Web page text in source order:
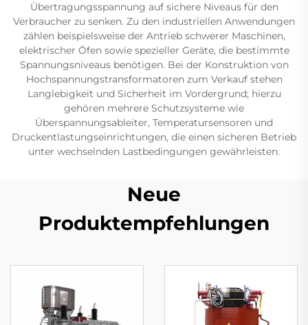
Übertragungsspannung auf sichere Niveaus für den
Verbraucher zu senken. Zu den industriellen Anwendungen
zählen beispielsweise der Antrieb schwerer Maschinen,
elektrischer Öfen sowie spezieller Geräte, die bestimmte
Spannungsniveaus benötigen. Bei der Konstruktion von
Hochspannungstransformatoren zum Verkauf stehen
Langlebigkeit und Sicherheit im Vordergrund; hierzu
gehören mehrere Schutzsysteme wie
Überspannungsableiter, Temperatursensoren und
Druckentlastungseinrichtungen, die einen sicheren Betrieb
unter wechselnden Lastbedingungen gewährleisten.
Neue
Produktempfehlungen